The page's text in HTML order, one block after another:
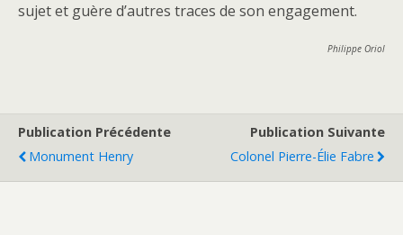
sujet et guère d’autres traces de son engagement.
Philippe Oriol
Publication Précédente
Monument Henry
Publication Suivante
Colonel Pierre-Élie Fabre